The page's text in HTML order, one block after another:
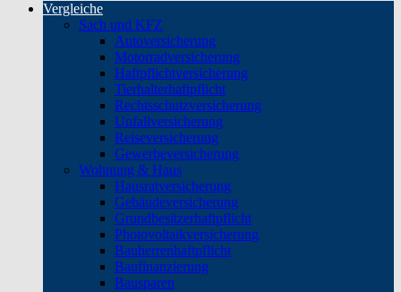
Vergleiche
Sach und KFZ
Autoversicherung
Motorradversicherung
Haftpflichtversicherung
Tierhalterhaftpflicht
Rechtsschutzversicherung
Unfallversicherung
Reiseversicherung
Gewerbeversicherung
Wohnung & Haus
Hausratversicherung
Gebäudeversicherung
Grundbesitzerhaftpflicht
Photovoltaikversicherung
Bauherrenhaftpflicht
Baufinanzierung
Bausparen